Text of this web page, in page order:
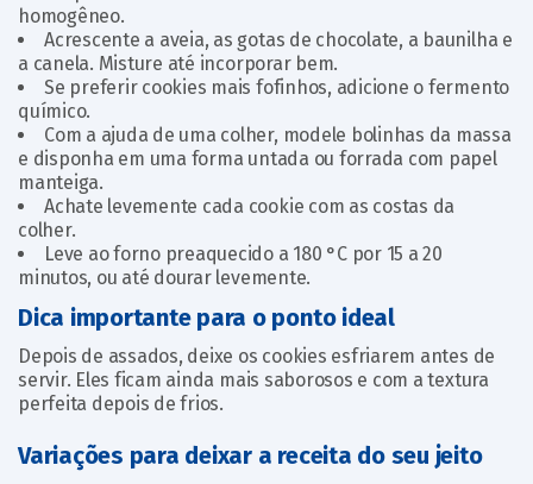
homogêneo.
Acrescente a aveia, as gotas de chocolate, a baunilha e
a canela. Misture até incorporar bem.
Se preferir cookies mais fofinhos, adicione o fermento
químico.
Com a ajuda de uma colher, modele bolinhas da massa
e disponha em uma forma untada ou forrada com papel
manteiga.
Achate levemente cada cookie com as costas da
colher.
Leve ao forno preaquecido a 180 °C por 15 a 20
minutos, ou até dourar levemente.
Dica importante para o ponto ideal
Depois de assados, deixe os cookies esfriarem antes de
servir. Eles ficam ainda mais saborosos e com a textura
perfeita depois de frios.
Variações para deixar a receita do seu jeito